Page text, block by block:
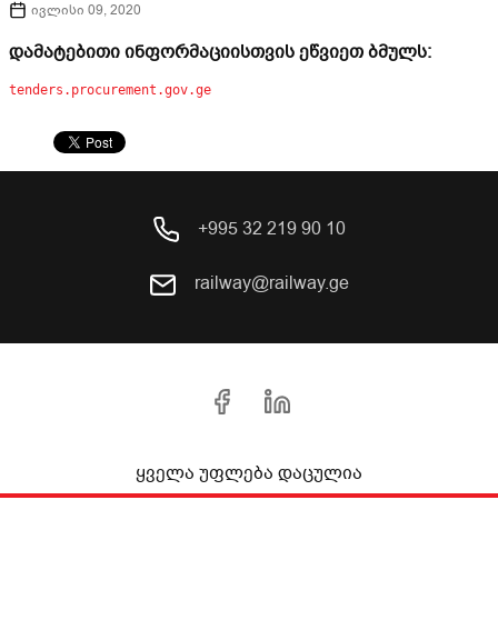
ივლისი 09, 2020
დამატებითი ინფორმაციისთვის ეწვიეთ ბმულს:
tenders.procurement.gov.ge
+995 32 219 90 10
railway@railway.ge
ყველა უფლება დაცულია